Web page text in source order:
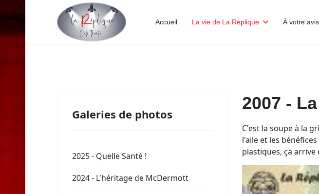
Accueil La vie de La Réplique À votre avis
Galeries de photos
2025 - Quelle Santé !
2024 - L'héritage de McDermott
2007 -
C'est la soupe à la
l'aile et les
plastiques, ça arrive